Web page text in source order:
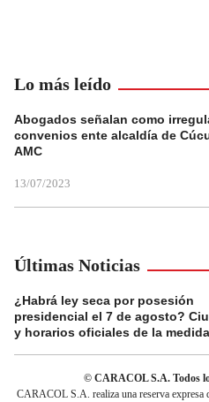
Lo más leído
Abogados señalan como
convenios ente alcaldía de
AMC
13/07/2023
Últimas Noticias
¿Habrá ley seca por posesión
presidencial el 7 de agosto?
y horarios oficiales de la medida
© CARACOL S.A. Todos
CARACOL S.A. realiza una reserva expresa